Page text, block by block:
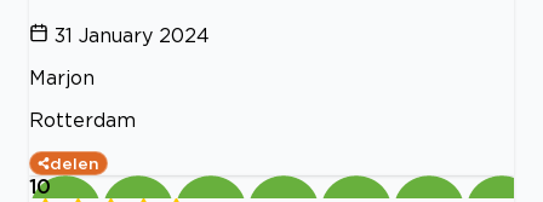
31 January 2024
Marjon
Rotterdam
delen
10